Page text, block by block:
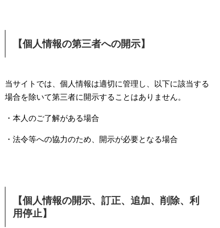
【個人情報の第三者への開示】
当サイトでは、個人情報は適切に管理し、以下に該当する
場合を除いて第三者に開示することはありません。
・本人のご了解がある場合
・法令等への協力のため、開示が必要となる場合
【個人情報の開示、訂正、追加、削除、利
用停止】